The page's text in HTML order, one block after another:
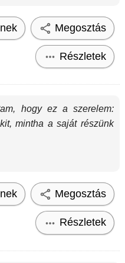
Megosztás
Részletek
hogy ez a szerelem:
mintha a saját részünk
Megosztás
Részletek